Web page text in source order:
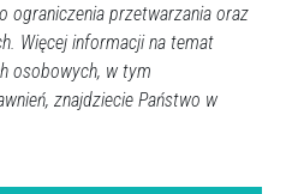
Białusny Lasek: Drzewo
runęło na trakcję elektryczną
ograniczenia przetwarzania oraz
Więcej informacji na temat
osobowych, w tym
znajdziecie Państwo w